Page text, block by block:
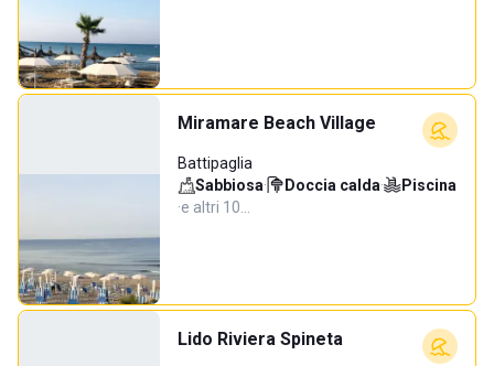
Miramare Beach Village
Battipaglia
Sabbiosa· Doccia calda·
Piscina
·e altri 10…
Lido Riviera Spineta